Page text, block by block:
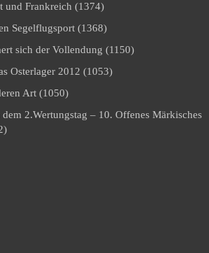
und Frankreich (1374)
Segelflugsport (1368)
sich der Vollendung (1150)
Osterlager 2012 (1053)
Art (1050)
2.Wertungstag – 10. Offenes Märkisches